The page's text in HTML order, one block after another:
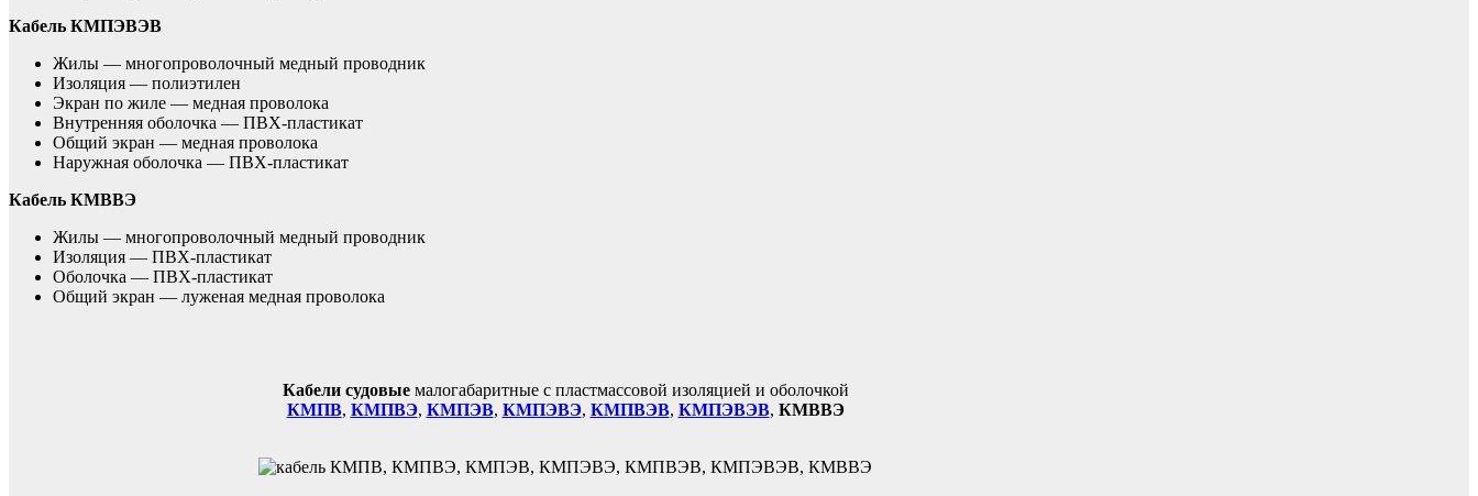
Кабель КМПЭВЭВ
Жилы — многопроволочный медный проводник
Изоляция — полиэтилен
Экран по жиле — медная проволока
Внутренняя оболочка — ПВХ-пластикат
Общий экран — медная проволока
Наружная оболочка — ПВХ-пластикат
Кабель КМВВЭ
Жилы — многопроволочный медный проводник
Изоляция — ПВХ-пластикат
Оболочка — ПВХ-пластикат
Общий экран — луженая медная проволока
Кабели судовыемалогабаритные с пластмассовой изоляцией и оболочкой
КМПВ, КМПВЭ, КМПЭВ, КМПЭВЭ, КМПВЭВ, КМПЭВЭВ, КМВВЭ